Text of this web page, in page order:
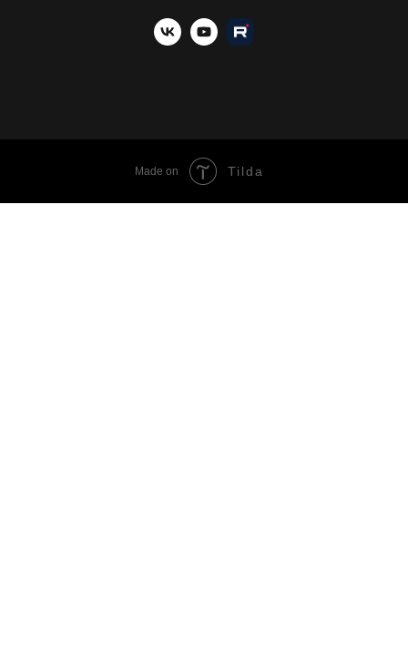
Made on Tilda